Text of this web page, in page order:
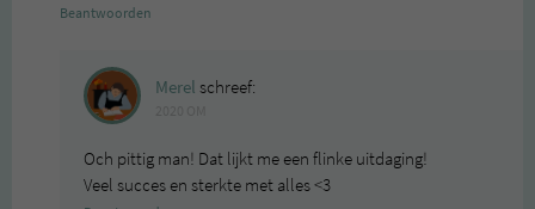
Beantwoorden
Merel schreef:
Och pittig man! Dat lijkt me een flinke uitdaging!
Veel succes en sterkte met alles <3